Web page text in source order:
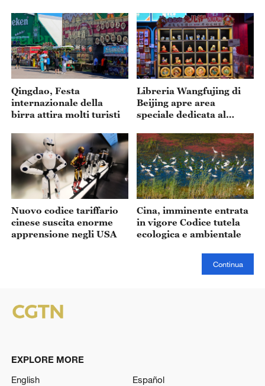
Qingdao, Festa
internazionale della
birra attira molti turisti
Libreria Wangfujing di
Beijing apre area
speciale dedicata al
Nuovo codice tariffario
cinese suscita enorme
apprensione negli USA
Cina, imminente entrata
in vigore Codice tutela
ecologica e ambientale
Continua
EXPLORE MORE
English
Español